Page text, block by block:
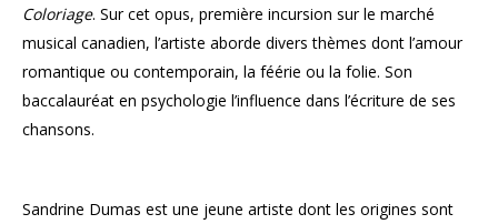
Coloriage. Sur cet opus, première incursion sur le marché
musical canadien, l’artiste aborde divers thèmes dont l’amour
romantique ou contemporain, la féérie ou la folie. Son
baccalauréat en psychologie l’influence dans l’écriture de ses
chansons.
Sandrine Dumas est une jeune artiste dont les origines sont